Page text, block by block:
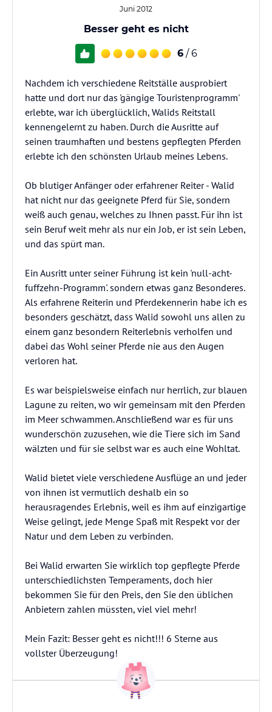
Juni 2012
Besser geht es nicht
6 / 6
Nachdem ich verschiedene Reitställe ausprobiert
hatte und dort nur das 'gängige Touristenprogramm'
erlebte, war ich überglücklich, Walids Reitstall
kennengelernt zu haben. Durch die Ausritte auf
seinen traumhaften und bestens gepflegten Pferden
erlebte ich den schönsten Urlaub meines Lebens.
Ob blutiger Anfänger oder erfahrener Reiter - Walid
hat nicht nur das geeignete Pferd für Sie, sondern
weiß auch genau, welches zu Ihnen passt. Für ihn ist
sein Beruf weit mehr als nur ein Job, er ist sein Leben,
und das spürt man.
Ein Ausritt unter seiner Führung ist kein 'null-acht-
fuffzehn-Programm'. sondern etwas ganz Besonderes.
Als erfahrene Reiterin und Pferdekennerin habe ich es
besonders geschätzt, dass Walid sowohl uns allen zu
einem ganz besondern Reiterlebnis verholfen und
dabei das Wohl seiner Pferde nie aus den Augen
verloren hat.
Es war beispielsweise einfach nur herrlich, zur blauen
Lagune zu reiten, wo wir gemeinsam mit den Pferden
im Meer schwammen. Anschließend war es für uns
wunderschön zuzusehen, wie die Tiere sich im Sand
wälzten und für sie selbst war es auch eine Wohltat.
Walid bietet viele verschiedene Ausflüge an und jeder
von ihnen ist vermutlich deshalb ein so
herausragendes Erlebnis, weil es ihm auf einzigartige
Weise gelingt, jede Menge Spaß mit Respekt vor der
Natur und dem Leben zu verbinden.
Bei Walid erwarten Sie wirklich top gepflegte Pferde
unterschiedlichsten Temperaments, doch hier
bekommen Sie für den Preis, den Sie den üblichen
Anbietern zahlen müssten, viel viel mehr!
Mein Fazit: Besser geht es nicht!!! 6 Sterne aus
vollster Überzeugung!